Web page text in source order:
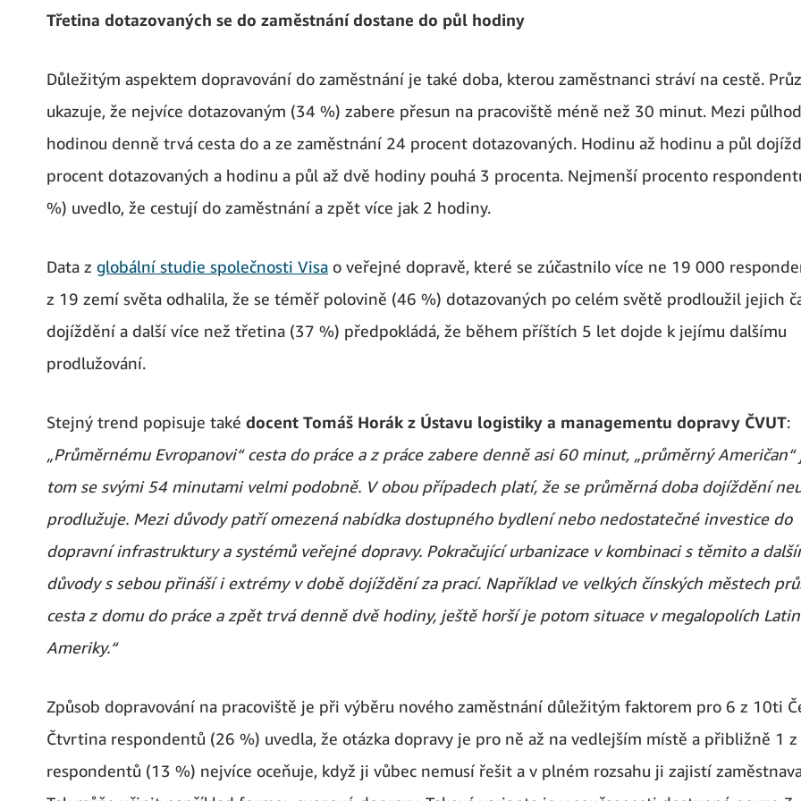
Třetina dotazovaných se do zaměstnání dostane do půl hodiny
Důležitým aspektem dopravování do zaměstnání je také doba, kterou zaměstnanci stráví na cestě.
ukazuje, že nejvíce dotazovaným (34 %) zabere přesun na pracoviště méně než 30 minut. Mezi
hodinou denně trvá cesta do a ze zaměstnání 24 procent dotazovaných. Hodinu až hodinu a půl
procent dotazovaných a hodinu a půl až dvě hodiny pouhá 3 procenta. Nejmenší procento
%) uvedlo, že cestují do zaměstnání a zpět více jak 2 hodiny.
Data z globální studie společnosti Visa o veřejné dopravě, které se zúčastnilo více ne 19 000
z 19 zemí světa odhalila, že se téměř polovině (46 %) dotazovaných po celém světě prodloužil jejich
dojíždění a další více než třetina (37 %) předpokládá, že během příštích 5 let dojde k jejímu dalšímu
prodlužování.
Stejný trend popisuje také docent Tomáš Horák z Ústavu logistiky a managementu dopravy ČVUT:
„Průměrnému Evropanovi“ cesta do práce a z práce zabere denně asi 60 minut, „průměrný Američan“
tom se svými 54 minutami velmi podobně. V obou případech platí, že se průměrná doba dojíždění
prodlužuje. Mezi důvody patří omezená nabídka dostupného bydlení nebo nedostatečné investice do
dopravní infrastruktury a systémů veřejné dopravy. Pokračující urbanizace v kombinaci s těmito a
důvody s sebou přináší i extrémy v době dojíždění za prací. Například ve velkých čínských městech
cesta z domu do práce a zpět trvá denně dvě hodiny, ještě horší je potom situace v megalopolích
Ameriky.“
Způsob dopravování na pracoviště je při výběru nového zaměstnání důležitým faktorem pro 6 z 10ti
Čtvrtina respondentů (26 %) uvedla, že otázka dopravy je pro ně až na vedlejším místě a přibližně 1
respondentů (13 %) nejvíce oceňuje, když ji vůbec nemusí řešit a v plném rozsahu ji zajistí